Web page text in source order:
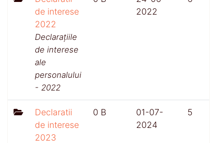
de interese
2022
Declarațiile
de interese
ale
personalului
- 2022
2022
Declaratii
de interese
2023
0 B
01-07-
2024
5